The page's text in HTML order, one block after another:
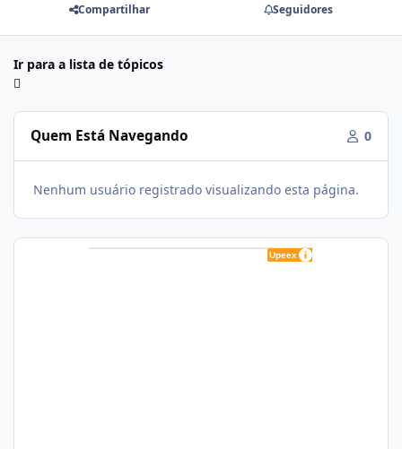
Compartilhar Seguidores
Ir para a lista de tópicos
Quem Está Navegando 0
Nenhum usuário registrado visualizando esta página.